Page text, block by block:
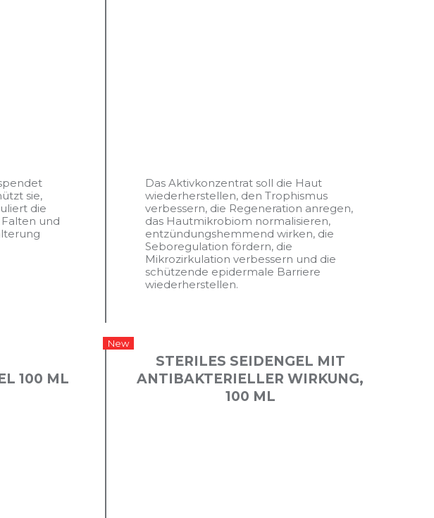
sie,
die
und
Das Aktivkonzentrat soll die Haut
wiederherstellen, den Trophismus
verbessern, die Regeneration anregen,
das Hautmikrobiom normalisieren,
entzündungshemmend wirken, die
Seboregulation fördern, die
Mikrozirkulation verbessern und die
schützende epidermale Barriere
wiederherstellen.
100 ML
STERILES SEIDENGEL MIT
ANTIBAKTERIELLER WIRKUNG,
100 ML
New